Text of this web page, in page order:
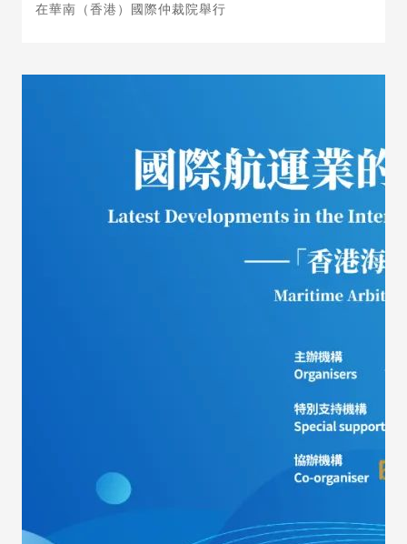
在華南（香港）國際仲裁院舉行